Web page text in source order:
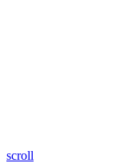
scroll